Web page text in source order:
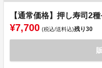
【通常価格】押し寿司2
¥7,700 (税込/送料込)残り30